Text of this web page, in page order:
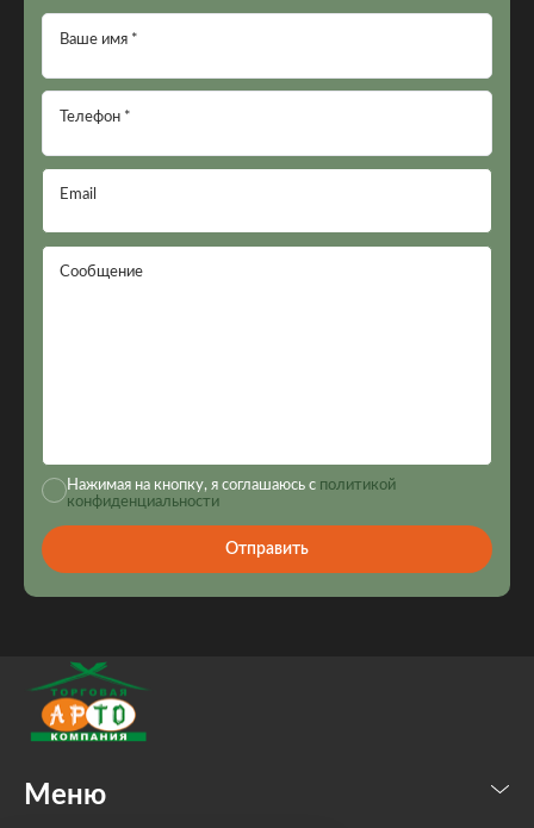
Ваше имя *
Телефон *
Email
Сообщение
Нажимая на кнопку, я соглашаюсь с политикой
конфиденциальности
Отправить
Меню